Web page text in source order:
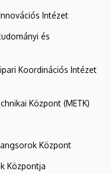
Intézet
és
Koordinációs Intézet
Központ (METK)
Központ
Központja